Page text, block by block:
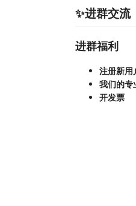
✨进群交流
进群福利
注册新用
我们的专
开发票